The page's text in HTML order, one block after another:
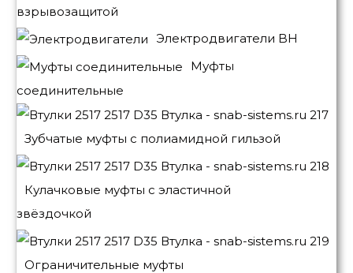
взрывозащитой
Электродвигатели BH
Муфты
соединительные
Зубчатые муфты с полиамидной гильзой
Кулачковые муфты с эластичной
звёздочкой
Ограничительные муфты